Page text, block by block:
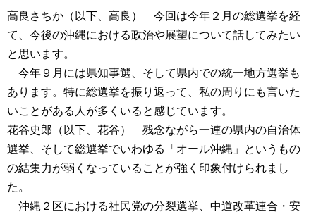
高良さちか（以下、高良） 今回は今年２月の総選挙を経
て、今後の沖縄における政治や展望について話してみたい
と思います。
今年９月には県知事選、そして県内での統一地方選挙も
あります。特に総選挙を振り返って、私の周りにも言いた
いことがある人が多くいると感じています。
花谷史郎（以下、花谷） 残念ながら一連の県内の自治体
選挙、そして総選挙でいわゆる「オール沖縄」というもの
の結集力が弱くなっていることが強く印象付けられまし
た。
沖縄２区における社民党の分裂選挙、中道改革連合・安